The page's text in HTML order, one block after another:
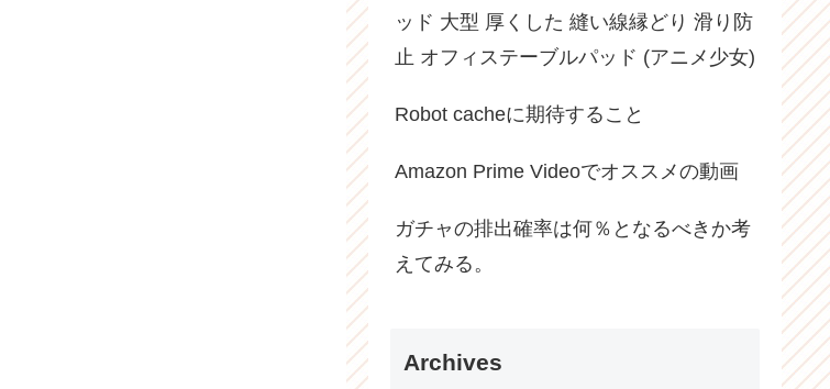
ッド 大型 厚くした 縫い線縁どり 滑り防
止 オフィステーブルパッド (アニメ少女)
Robot cacheに期待すること
Amazon Prime Videoでオススメの動画
ガチャの排出確率は何％となるべきか考
えてみる。
Archives